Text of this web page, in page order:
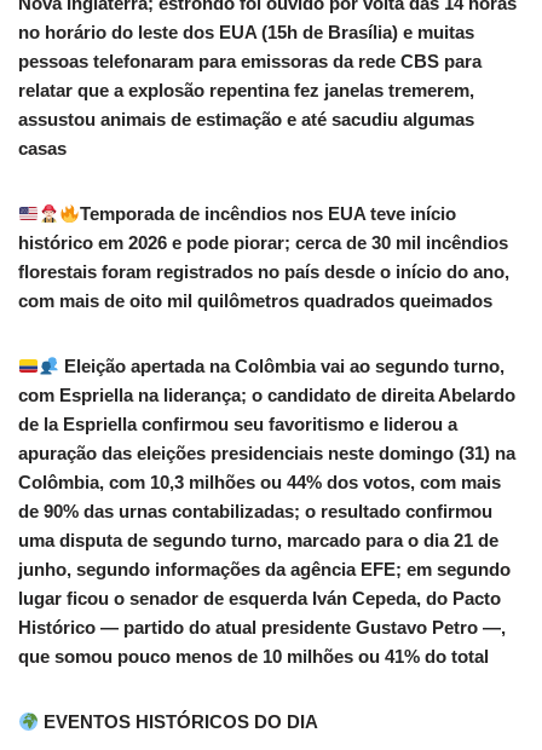
no horário do leste dos EUA (15h de Brasília) e muitas
pessoas telefonaram para emissoras da rede CBS para
relatar que a explosão repentina fez janelas tremerem,
assustou animais de estimação e até sacudiu algumas
casas
Temporada de incêndios nos EUA teve início
histórico em 2026 e pode piorar; cerca de 30 mil incêndios
florestais foram registrados no país desde o início do ano,
com mais de oito mil quilômetros quadrados queimados
Eleição apertada na Colômbia vai ao segundo turno,
com Espriella na liderança; o candidato de direita Abelardo
de la Espriella confirmou seu favoritismo e liderou a
apuração das eleições presidenciais neste domingo (31) na
Colômbia, com 10,3 milhões ou 44% dos votos, com mais
de 90% das urnas contabilizadas; o resultado confirmou
uma disputa de segundo turno, marcado para o dia 21 de
junho, segundo informações da agência EFE; em segundo
lugar ficou o senador de esquerda Iván Cepeda, do Pacto
Histórico — partido do atual presidente Gustavo Petro —,
que somou pouco menos de 10 milhões ou 41% do total
EVENTOS HISTÓRICOS DO DIA